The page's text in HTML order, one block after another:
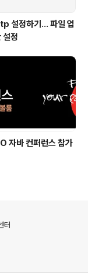
설정하기... 파일 업
설정
자바 컨퍼런스 참가
터